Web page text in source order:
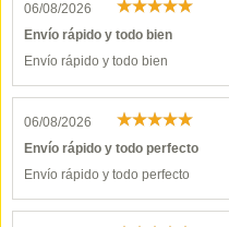
06/08/2026
Envío rápido y todo bien
Envío rápido y todo bien
06/08/2026
Envío rápido y todo perfecto
Envío rápido y todo perfecto